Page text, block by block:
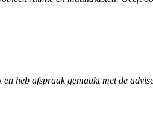
heb afspraak gemaakt met de